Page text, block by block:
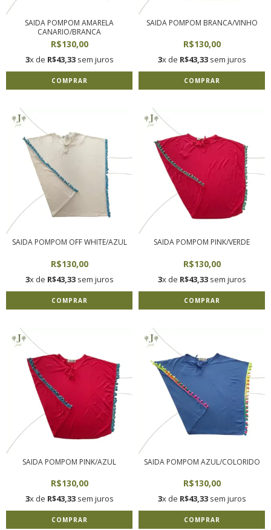
SAIDA POMPOM AMARELA
CANARIO/BRANCA
R$130,00
3x de R$43,33sem juros
COMPRAR
SAIDA POMPOM BRANCA/VINHO
R$130,00
3x de R$43,33sem juros
COMPRAR
SAIDA POMPOM OFF WHITE/AZUL
R$130,00
3x de R$43,33sem juros
COMPRAR
SAIDA POMPOM PINK/VERDE
R$130,00
3x de R$43,33sem juros
COMPRAR
SAIDA POMPOM PINK/AZUL
R$130,00
3x de R$43,33sem juros
COMPRAR
SAIDA POMPOM AZUL/COLORIDO
R$130,00
3x de R$43,33sem juros
COMPRAR